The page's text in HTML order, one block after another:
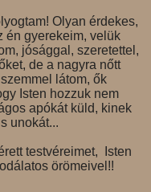
Olyan érdekes,
én gyerekeim, velük
jósággal, szeretettel,
de a nagyra nőtt
látom, ők
Isten hozzuk nem
apókát küld, kinek
unokát...
testvéreimet, Isten
örömeivel!!